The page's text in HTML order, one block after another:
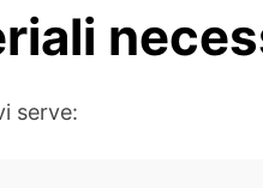
serve: